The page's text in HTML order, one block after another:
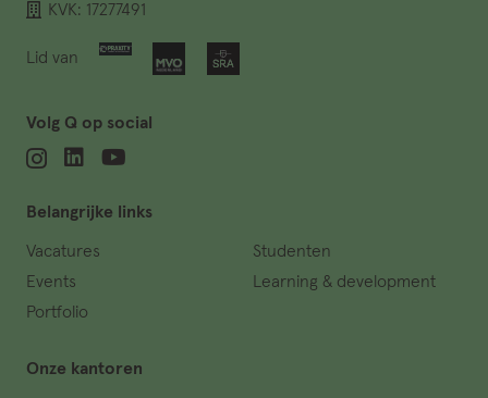
KVK: 17277491
Lid van
Volg Q op social
Belangrijke links
Vacatures
Events
Portfolio
Studenten
Learning & development
Onze kantoren